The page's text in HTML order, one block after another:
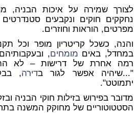
לצורך שמירה על איכות הבניה,
נחקקים חוקים ונקבעים
מפרטים, הוראות וחוזרים.
והנה, כשכל קריטריון מופר וכל
במחדל, באים מומחים,
רמה אחרת של דרישות – לא
"...שיהיה אפשר לגור בדירה,
יתמוטט".
מדובר בפירוש בזילות חוקי הבניה
הסטטוטוריים של מחוקק המשנה